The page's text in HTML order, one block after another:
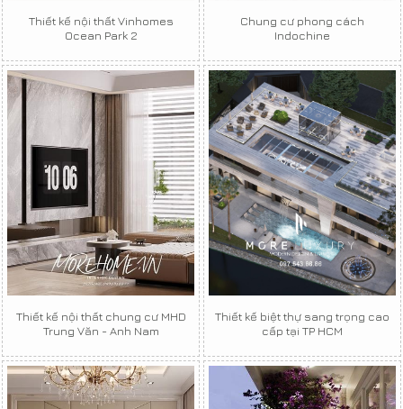
Thiết kế nội thất Vinhomes
Ocean Park 2
Chung cư phong cách
Indochine
Thiết kế nội thất chung cư MHD
Trung Văn - Anh Nam
Thiết kế biệt thự sang trọng cao
cấp tại TP HCM